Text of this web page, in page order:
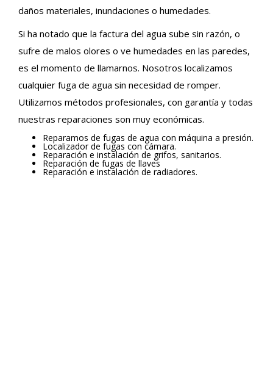
daños materiales, inundaciones o humedades.
Si ha notado que la factura del agua sube sin razón, o
sufre de malos olores o ve humedades en las paredes,
es el momento de llamarnos. Nosotros localizamos
cualquier fuga de agua sin necesidad de romper.
Utilizamos métodos profesionales, con garantía y todas
nuestras reparaciones son muy económicas.
Reparamos de fugas de agua con máquina a presión.
Localizador de fugas con cámara.
Reparación e instalación de grifos, sanitarios.
Reparación de fugas de llaves
Reparación e instalación de radiadores.